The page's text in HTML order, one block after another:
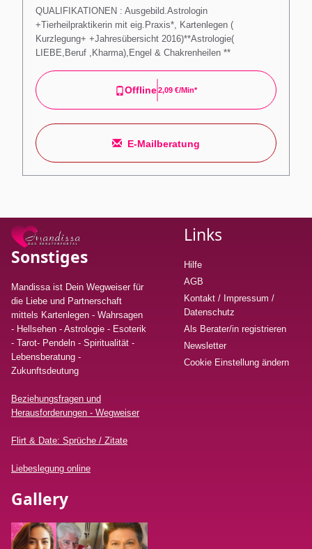
QUALIFIKATIONEN : Ausgebild.Astrologin
+Tierheilpraktikerin mit eig.Praxis*, Kartenlegen (
Kurzlegung+ +Jahresübersicht 2016)**Astrologie(
LIEBE,Beruf ,Kharma),Engel & Chakrenheilen **
Offline2,09 €/min*
E-Mailberatung
Sonstiges
Mandissa ist Dein Wegweiser für
die Liebe und Partnerschaft
mittels Kartenlegen - Wahrsagen
- Hellsehen - Astrologie - Esoterik
- Tarot- Pendeln - Spiritualität -
Lebensberatung -
Zukunftsdeutung
Beziehungsfragen und
Herausforderungen - Wegweiser
Flirt & Date: Sprüche / Zitate
Liebeslegung online
Links
Hilfe
AGB
Kontakt / Impressum /
Datenschutz
Als Berater/in registrieren
Newsletter
Cookie Einstellung ändern
Gallery